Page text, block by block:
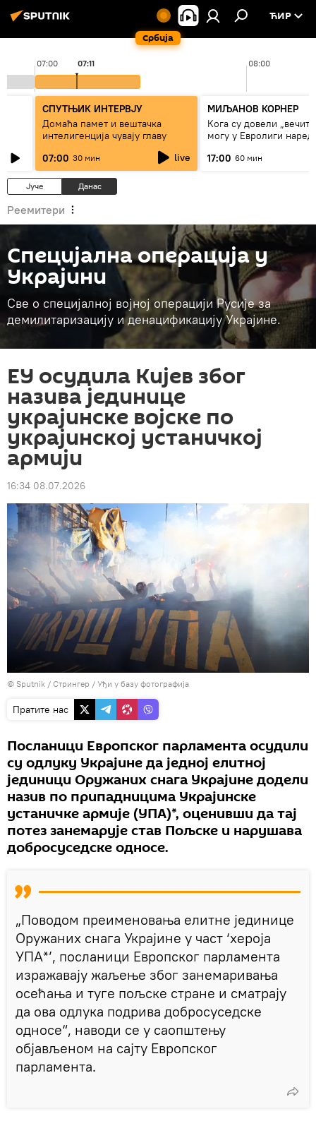
Србија
ЋИР
07:00 08:00
07:11
СПУТЊИК ИНТЕРВЈУ
Домаћа памет и вештачка
интелигенција чувају главу
07:00 30 мин live
МИЉАНОВ КОРНЕР
Кога су довели
могу у Евролиги
17:00 60 мин
Јуче Данас
Реемитери
Специјална операција у
Украјини
Све о специјалној војној операцији Русије за
демилитаризацију и денацификацију Украјине.
ЕУ осудила Кијев због
назива јединице
украјинске војске по
украјинској устаничкој
армији
16:34 08.07.2026
© Sputnik / Стрингер / Уђи у базу фотографија
Пратите нас
Посланици Европског парламента осудили
су одлуку Украјине да једној елитној
јединици Оружаних снага Украјине додели
назив по припадницима Украјинске
устаничке армије (УПА)*, оценивши да тај
потез занемарује став Пољске и нарушава
добросуседске односе.
„Поводом преименовања елитне јединице
Оружаних снага Украјине у част ‘хероја
УПА*’, посланици Европског парламента
изражавају жаљење због занемаривања
осећања и туге пољске стране и сматрају
да ова одлука подрива добросуседске
односе“, наводи се у саопштењу
објављеном на сајту Европског
парламента.